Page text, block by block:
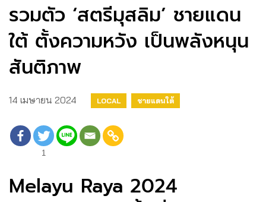
รวมตัว ‘สตรีมุสลิม’ ชายแดน
ใต้ ตั้งความหวัง เป็นพลังหนุน
สันติภาพ
14 เมษายน 2024 LOCAL ชายแดนใต้
1
Melayu Raya 2024